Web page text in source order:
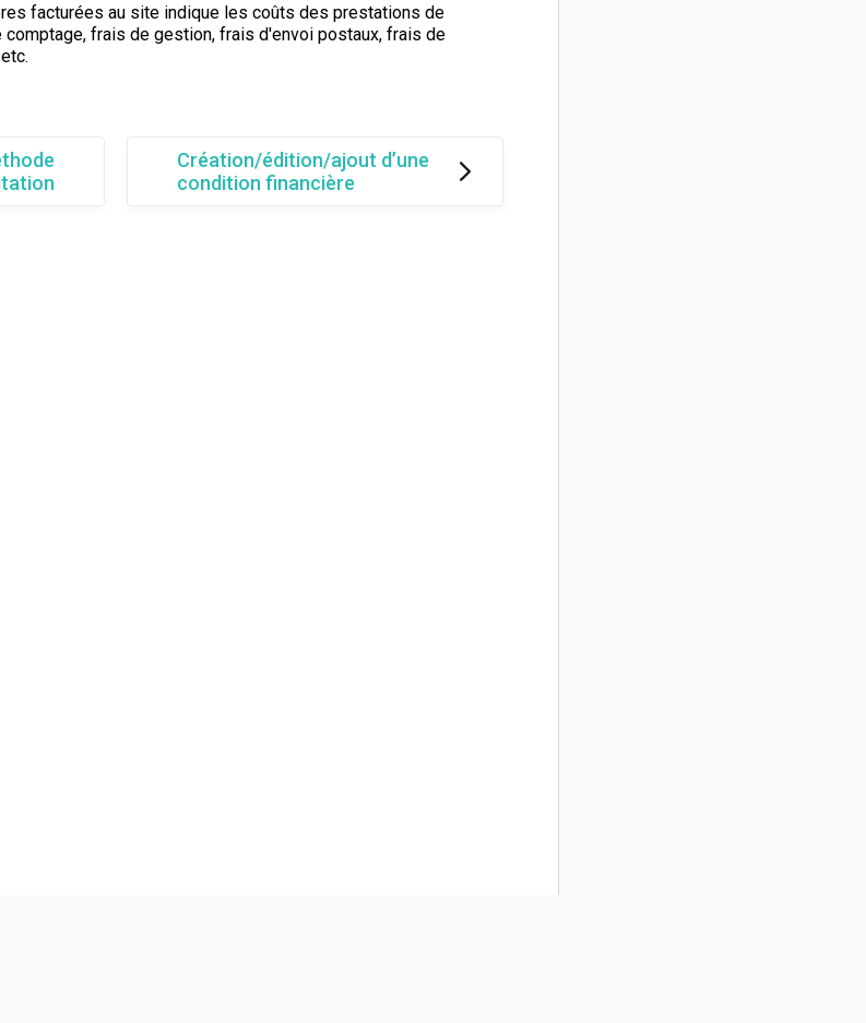
facturées au site indique les coûts des prestations de
frais de gestion, frais d'envoi postaux, frais de
Création/édition/ajout d’une
condition financière